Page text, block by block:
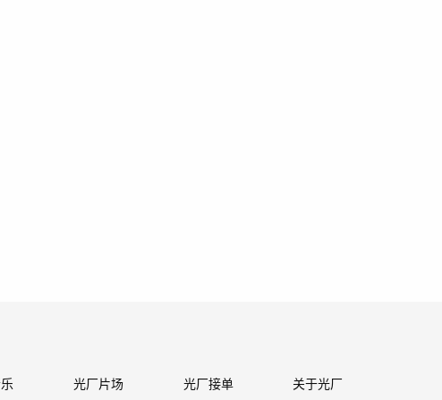
光厂片场 光厂接单 关于光厂